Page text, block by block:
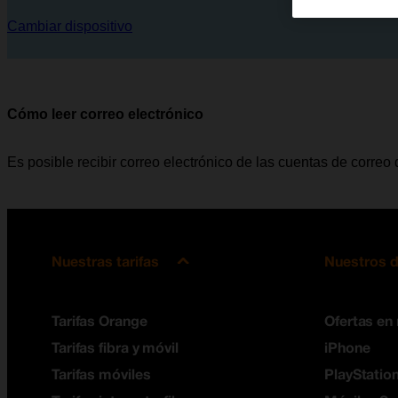
Cambiar dispositivo
Cómo leer correo electrónico
Es posible recibir correo electrónico de las cuentas de correo
Nuestras tarifas
Tarifas Orange
Tarifas fibra y móvil
Tarifas móviles
Nuestros
Ofertas
iPhone